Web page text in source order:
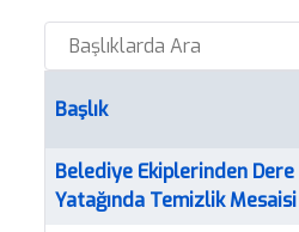
Başlıklarda Ara
Makaleler
Başlık
Belediye Ekiplerinden Dere
Yatağında Temizlik Mesaisi